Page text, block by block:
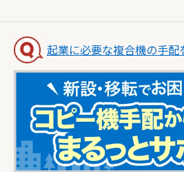
起業に必要な複合機の手配